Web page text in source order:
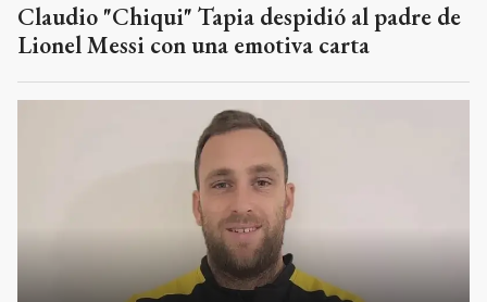
Claudio "Chiqui" Tapia despidió al padre de
Lionel Messi con una emotiva carta